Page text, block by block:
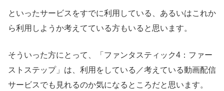
といったサービスをすでに利用している、あるいはこれか
ら利用しようか考えてている方もいると思います。
そういった方にとって、「ファンタスティック4：ファー
ストステップ」は、利用をしている／考えている動画配信
サービスでも見れるのか気になるところだと思います。